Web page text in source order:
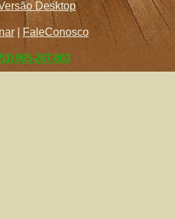
Desktop
| FaleConosco
965-267-863